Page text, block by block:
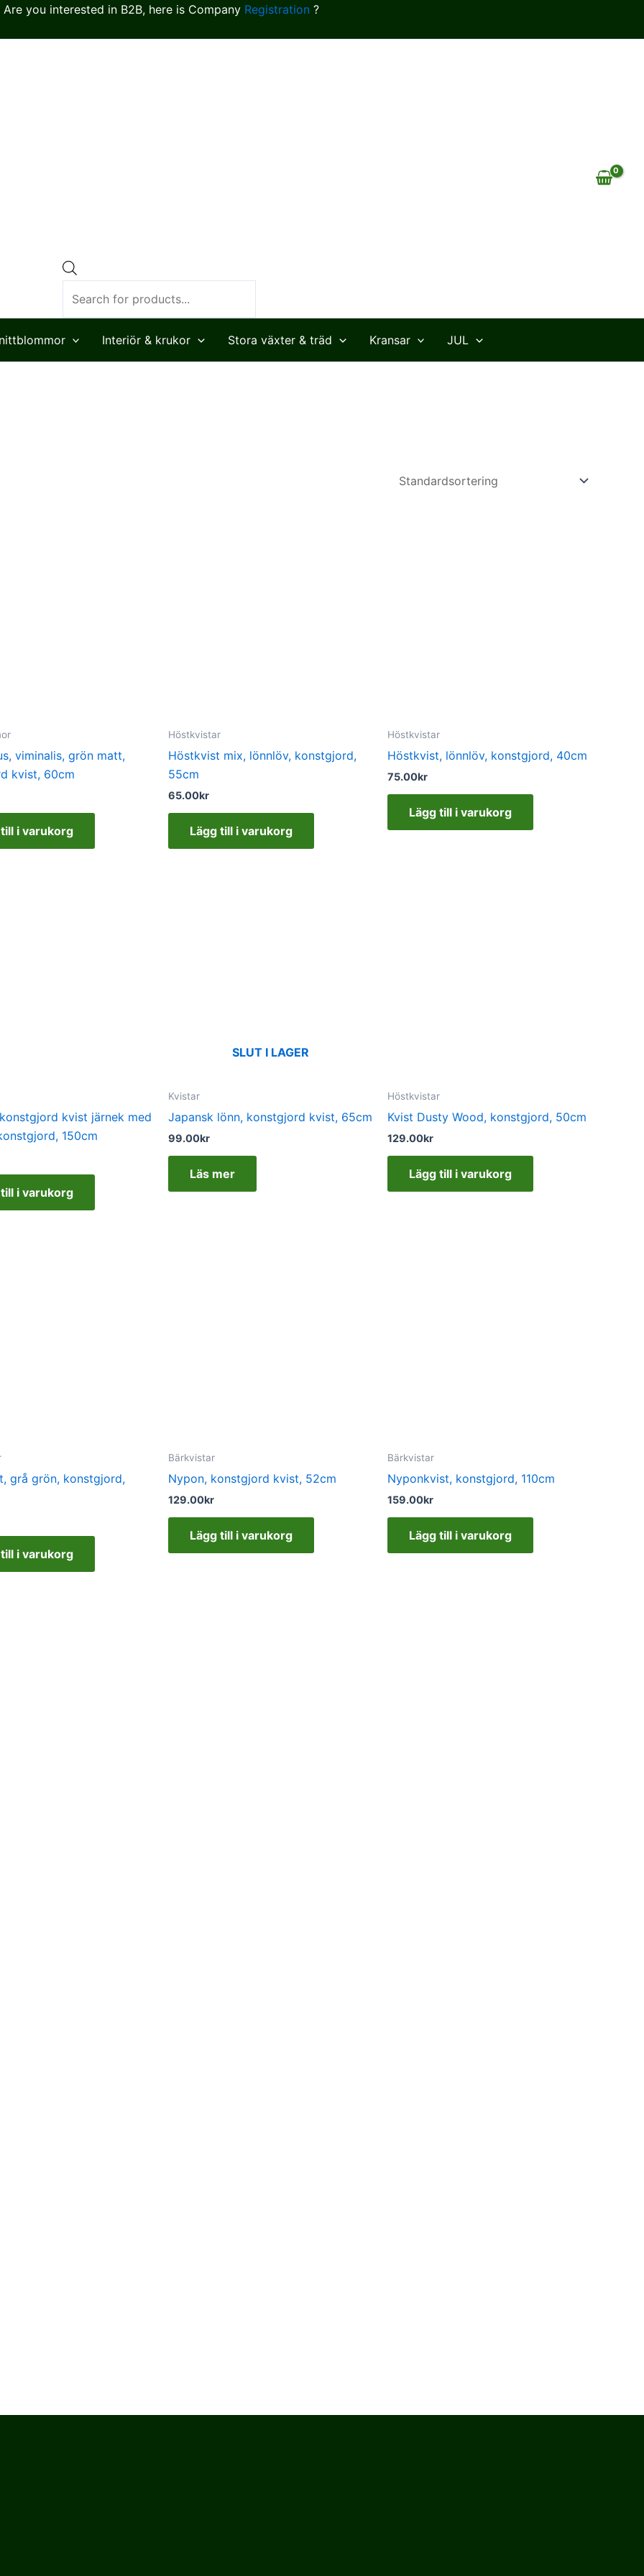
Are you interested in B2B, here is Company Registration?
Interiör & krukor Stora växter & träd Kransar JUL
viminalis, grön matt,
kvist, 60cm
i varukorg
Höstkvistar
Höstkvist mix, lönnlöv, konstgjord,
55cm
65.00kr
Lägg till i varukorg
Höstkvistar
Höstkvist, lönnlöv, konstgjord, 40cm
75.00kr
Lägg till i varukorg
kvist järnek med
150cm
i varukorg
SLUT I LAGER
Kvistar
Japansk lönn, konstgjord kvist, 65cm
99.00kr
Läs mer
Höstkvistar
Kvist Dusty Wood, konstgjord, 50cm
129.00kr
Lägg till i varukorg
grå grön, konstgjord,
i varukorg
Bärkvistar
Nypon, konstgjord kvist, 52cm
129.00kr
Lägg till i varukorg
Bärkvistar
Nyponkvist, konstgjord, 110cm
159.00kr
Lägg till i varukorg